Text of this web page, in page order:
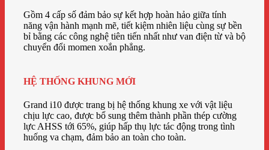
Gồm 4 cấp số đảm bảo sự kết hợp hoàn hảo giữa tính
năng vận hành mạnh mẽ, tiết kiệm nhiên liệu cùng sự bền
bỉ bằng các công nghệ tiên tiến nhất như van điện từ và bộ
chuyển đổi momen xoắn phẳng.
HỆ THỐNG KHUNG MỚI
Grand i10 được trang bị hệ thống khung xe với vật liệu
chịu lực cao, được bổ sung thêm thành phần thép cường
lực AHSS tới 65%, giúp hấp thụ lực tác động trong tình
huống va chạm, đảm bảo an toàn cho toàn.